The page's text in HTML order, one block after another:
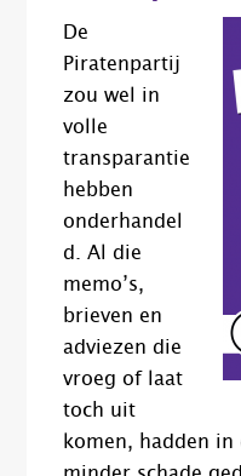
De
Piratenpartij
zou wel in
volle
transparantie
hebben
onderhandel
d. Al die
memo’s,
brieven en
adviezen die
vroeg of laat
toch uit
komen, hadden in